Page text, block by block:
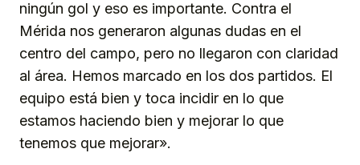
ningún gol y eso es importante. Contra el
Mérida nos generaron algunas dudas en el
centro del campo, pero no llegaron con claridad
al área. Hemos marcado en los dos partidos. El
equipo está bien y toca incidir en lo que
estamos haciendo bien y mejorar lo que
tenemos que mejorar».